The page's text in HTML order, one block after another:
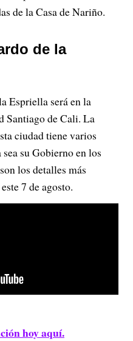
de la Casa de Nariño.
de la
Espriella será en la
Santiago de Cali. La
ciudad tiene varios
su Gobierno en los
los detalles más
7 de agosto.
hoy aquí.